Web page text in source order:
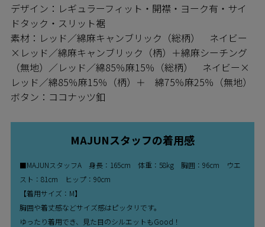
デザイン：レギュラーフィット・開襟・ヨーク有・サイ
ドタック・スリット裾
素材：レッド／綿麻キャンブリック（総柄） ネイビー
×レッド／綿麻キャンブリック（柄）＋綿麻シーチング
（無地）／レッド／綿85％麻15％（総柄） ネイビー×
レッド／綿85％麻15％（柄）＋ 綿75％麻25％（無地）
ボタン：ココナッツ釦
MAJUNスタッフの着用感
■MAJUNスタッフA 身長：165cm 体重：58kg 胸囲：96cm ウエ
スト：81cm ヒップ：90cm
【着用サイズ：M】
胸囲や着丈感などサイズ感はピッタリです。
ゆったり着用でき、見た目のシルエットもGood！